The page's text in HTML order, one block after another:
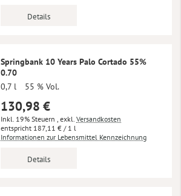
Details
Springbank 10 Years Palo Cortado 55%
0.70
0,7 l
55 % Vol.
130,98 €
Inkl. 19% Steuern , exkl. Versandkosten
187,11 € / 1 l
Informationen zur Lebensmittel Kennzeichnung
Details